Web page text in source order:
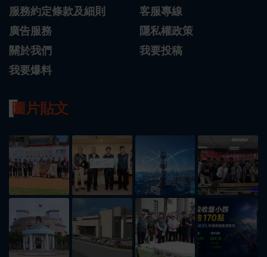
服務約定條款及細則
客服專線
廣告服務
隱私權政策
關於我們
我要投稿
我要爆料
圖片貼文